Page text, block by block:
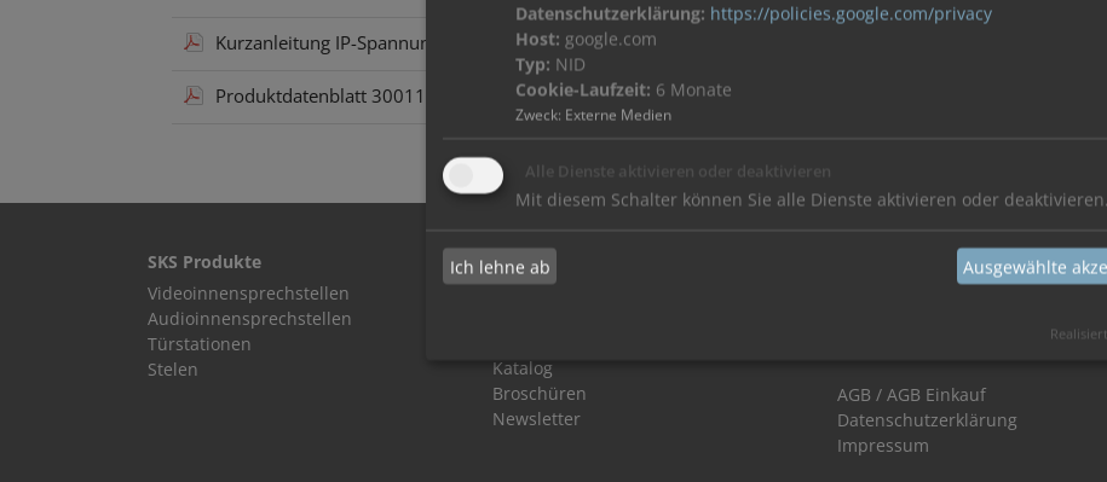
Kurzanleitung IP-Spannungsversorgung
Produktdatenblatt 300115 IP Spannungsversorgung PoE
SKS Produkte
Videoinnensprechstellen
Audioinnensprechstellen
Türstationen
Stelen
SKS Serviceportal
Katalog
Broschüren
Newsletter
Ihr direkter Kontakt zu uns:
info(at)sks-kinkel.de
AGB / AGB Einkauf
Datenschutzerklärung
Impressum
Datenschutzerklärung: https://policies.google.com/privacy
Host: google.com
Typ: NID
Cookie-Laufzeit: 6 Monate
Zweck: Externe Medien
Alle Dienste aktivieren oder deaktivieren
Mit diesem Schalter können Sie alle Dienste aktivieren oder deaktivieren.
Ich lehne ab Ausgewählte